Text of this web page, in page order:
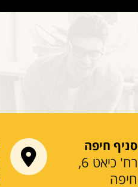
סניף חיפה
רח' כיאט 6,
חיפה